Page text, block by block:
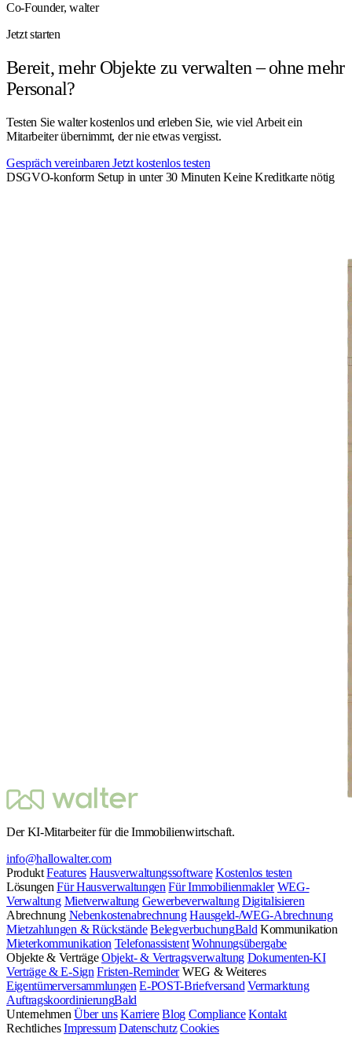
Co-Founder, walter
Jetzt starten
Bereit, mehr Objekte zu verwalten –ohne mehr
Personal?
Testen Sie walter kostenlos und erleben Sie, wie viel Arbeit ein
Mitarbeiter übernimmt, der nie etwas vergisst.
Gespräch vereinbarenJetzt kostenlos testen
DSGVO-konform Setup in unter 30 Minuten Keine Kreditkarte nötig
Der KI-Mitarbeiter für die Immobilienwirtschaft.
info@hallowalter.com
Produkt Features Hausverwaltungssoftware Kostenlos testen
Lösungen Für Hausverwaltungen Für Immobilienmakler WEG-
Verwaltung Mietverwaltung Gewerbeverwaltung Digitalisieren
Abrechnung Nebenkostenabrechnung Hausgeld-/WEG-Abrechnung
Mietzahlungen & Rückstände BelegverbuchungBald Kommunikation
Mieterkommunikation Telefonassistent Wohnungsübergabe
Objekte & Verträge Objekt- & Vertragsverwaltung Dokumenten-KI
Verträge & E-Sign Fristen-Reminder WEG & Weiteres
Eigentümerversammlungen E-POST-Briefversand Vermarktung
AuftragskoordinierungBald
Unternehmen Über uns Karriere Blog Compliance Kontakt
Rechtliches Impressum Datenschutz Cookies